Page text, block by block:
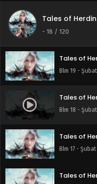
Tales of
- 18 / 120
Tales of
Blm 20 - Mart
Tales of
Blm 19 -
Tales of
Blm 18 -
Tales of
Blm 17 -
Tales of